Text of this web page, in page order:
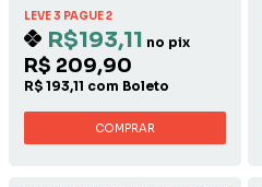
LEVE 3 PAGUE 2
R$193,11 no pix
R$ 209,90
R$ 193,11 com Boleto
COMPRAR